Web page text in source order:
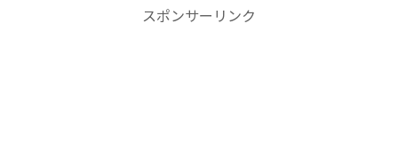
スポンサーリンク